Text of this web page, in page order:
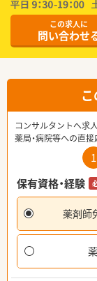
この求人に
問い合わせ
コンサルタントへ求
薬局・病院等への直
1
保有資格・経験
薬剤師